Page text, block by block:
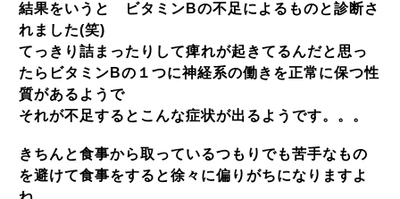
結果をいうと ビタミンBの不足によるものと診断さ
れました(笑)
てっきり詰まったりして痺れが起きてるんだと思っ
たらビタミンBの１つに神経系の働きを正常に保つ性
質があるようで
それが不足するとこんな症状が出るようです。。。
きちんと食事から取っているつもりでも苦手なもの
を避けて食事をすると徐々に偏りがちになりますよ